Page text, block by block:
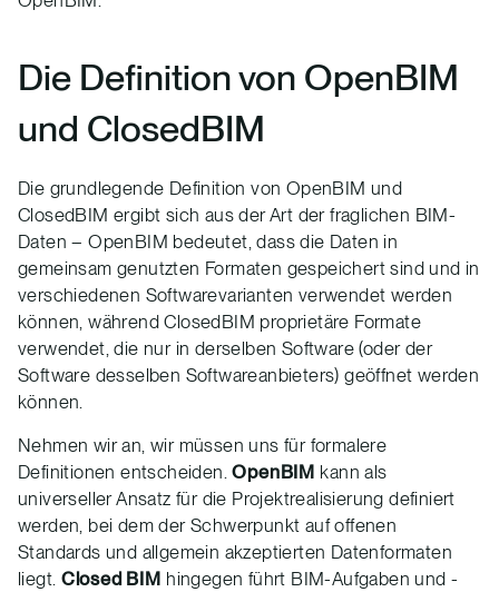
Die Definition von OpenBIM
und ClosedBIM
Die grundlegende Definition von OpenBIM und
ClosedBIM ergibt sich aus der Art der fraglichen BIM-
Daten – OpenBIM bedeutet, dass die Daten in
gemeinsam genutzten Formaten gespeichert sind und in
verschiedenen Softwarevarianten verwendet werden
können, während ClosedBIM proprietäre Formate
verwendet, die nur in derselben Software (oder der
Software desselben Softwareanbieters) geöffnet werden
können.
Nehmen wir an, wir müssen uns für formalere
Definitionen entscheiden.OpenBIM kann als
universeller Ansatz für die Projektrealisierung definiert
werden, bei dem der Schwerpunkt auf offenen
Standards und allgemein akzeptierten Datenformaten
liegt. Closed BIM hingegen führt BIM-Aufgaben und -